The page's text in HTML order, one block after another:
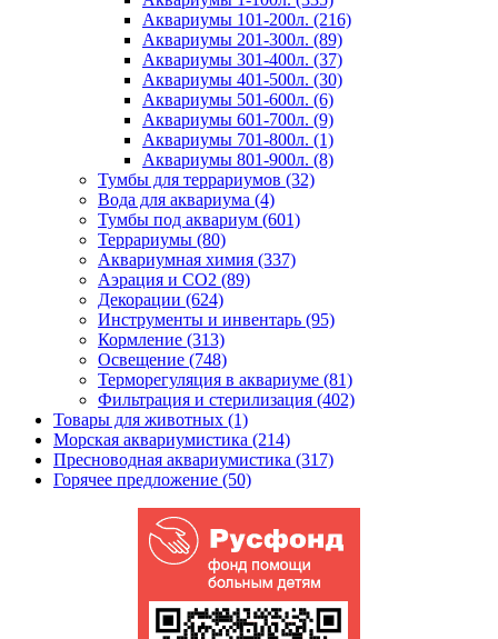
Аквариумы 101-200л. (216)
Аквариумы 201-300л. (89)
Аквариумы 301-400л. (37)
Аквариумы 401-500л. (30)
Аквариумы 501-600л. (6)
Аквариумы 601-700л. (9)
Аквариумы 701-800л. (1)
Аквариумы 801-900л. (8)
Тумбы для террариумов (32)
Вода для аквариума (4)
Тумбы под аквариум (601)
Террариумы (80)
Аквариумная химия (337)
Аэрация и CO2 (89)
Декорации (624)
Инструменты и инвентарь (95)
Кормление (313)
Освещение (748)
Терморегуляция в аквариуме (81)
Фильтрация и стерилизация (402)
Товары для животных (1)
Морская аквариумистика (214)
Пресноводная аквариумистика (317)
Горячее предложение (50)